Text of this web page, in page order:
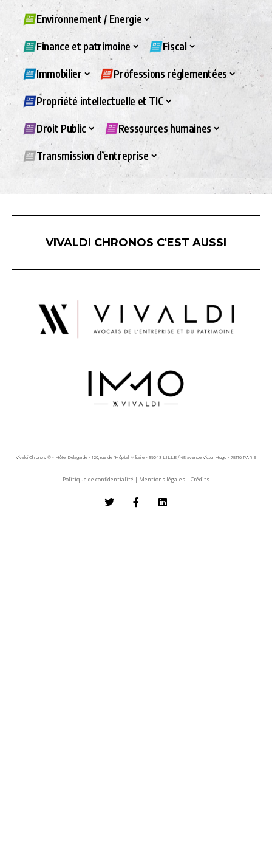
Environnement / Energie
Finance et patrimoine Fiscal
Immobilier Professions réglementées
Propriété intellectuelle et TIC
Droit Public Ressources humaines
Transmission d’entreprise
VIVALDI CHRONOS C'EST AUSSI
Vivaldi Chronos © - Hôtel Delagarde - 120, rue de l'Hôpital Militaire - 59043 LILLE / 45 avenue Victor Hugo - 75116 PARIS
Politique de confidentialité | Mentions légales | Crédits